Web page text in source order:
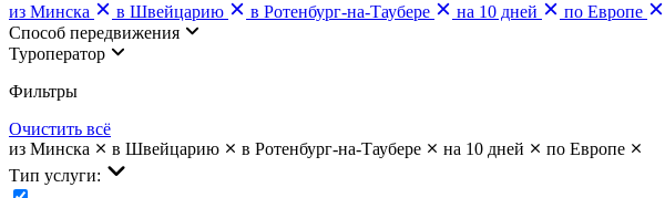
из Минска
в Швейцарию в Ротенбург-на-Таубере на 10 дней
по Европе
Cпособ передвижения
Туроператор
Фильтры
Очистить всё
из Минска
в Швейцарию в Ротенбург-на-Таубере на 10 дней
по Европе
Тип услуги: